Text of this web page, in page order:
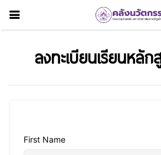
ลงทะเบียนเรียนหลั
First Name